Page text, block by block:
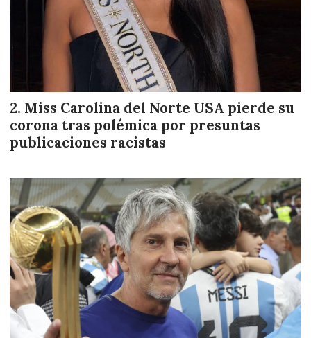
Miss Carolina del Norte USA pierde su
corona tras polémica por presuntas
publicaciones racistas